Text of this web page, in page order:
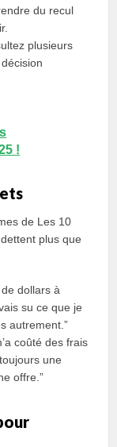
du recul
plusieurs
!
de Les 10
plus que
de dollars à
su ce que je
autrement.”
coûté des frais
une
offre.”